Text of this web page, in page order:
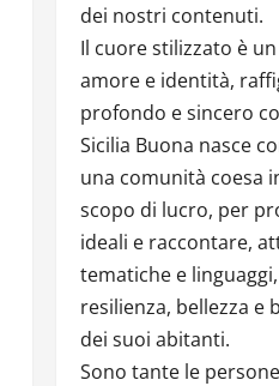
dei nostri contenuti.
Il cuore stilizzato è
amore e identità,
profondo e sincero
Sicilia Buona nasce
una comunità coesa
scopo di lucro, per
ideali e raccontare,
tematiche e
resilienza, bellezza e
dei suoi abitanti.
Sono tante le